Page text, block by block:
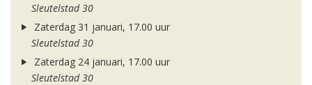
Sleutelstad 30
Zaterdag 31 januari, 17.00 uur
Sleutelstad 30
Zaterdag 24 januari, 17.00 uur
Sleutelstad 30